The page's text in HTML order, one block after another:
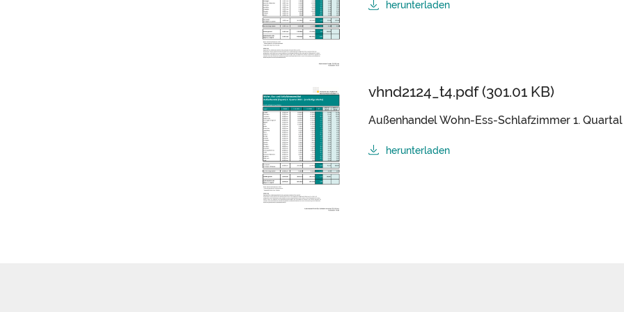
herunterladen
vhnd2124_t4.pdf (301.01 KB)
Außenhandel Wohn-Ess-Schlafzimmer 1. Quartal
herunterladen